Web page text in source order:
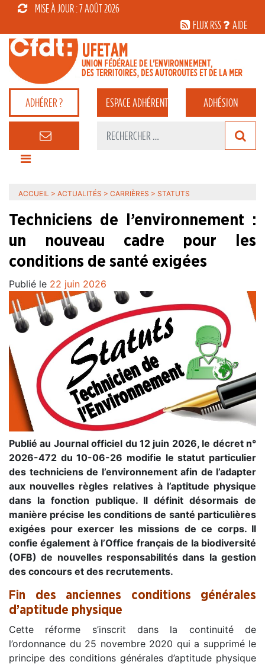
MISE À JOUR : 7 AOÛT 2026
FLUX RSS
AIDE
ADHÉRER ? ESPACEADHÉRENT ADHÉSION
ACCUEIL > ACTUALITÉS > CARRIÈRES > STATUTS
Techniciens de l’environnement :
un nouveau cadre pour les
conditions de santé exigées
Publié le 22 juin 2026
Publié au Journal officiel du 12 juin 2026, le décret n°
2026-472 du 10-06-26 modifie le statut particulier
des techniciens de l’environnement afin de l’adapter
aux nouvelles règles relatives à l’aptitude physique
dans la fonction publique. Il définit désormais de
manière précise les conditions de santé particulières
exigées pour exercer les missions de ce corps. Il
confie également à l’Office français de la biodiversité
(OFB) de nouvelles responsabilités dans la gestion
des concours et des recrutements.
Fin des anciennes conditions générales
d’aptitude physique
Cette réforme s’inscrit dans la continuité de
l’ordonnance du 25 novembre 2020 qui a supprimé le
principe des conditions générales d’aptitude physique